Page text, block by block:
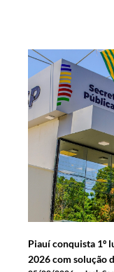
Piauí conquista 1º
2026 com solução